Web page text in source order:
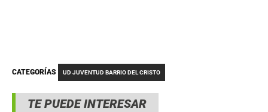
TE PUEDE INTERESAR
CATEGORÍAS UD JUVENTUD BARRIO DEL CRISTO